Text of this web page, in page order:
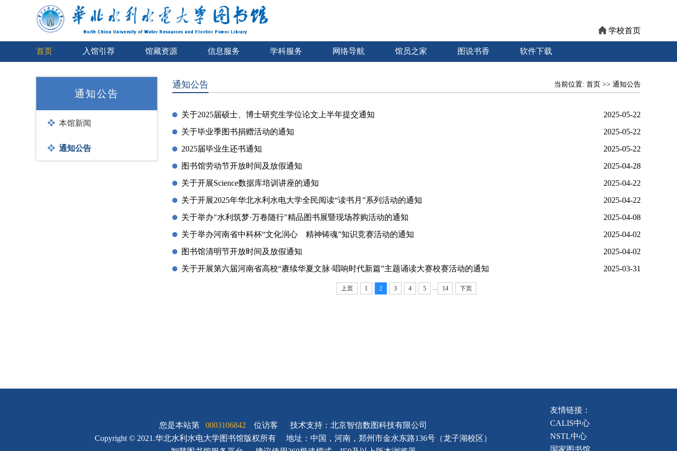
学校首页
首页 入馆引荐 馆藏资源 信息服务 学科服务 网络导航 馆员之家 图说书香 软件下载
通知公告
本馆新闻
通知公告
通知公告 当前位置: 首页 >> 通知公告
关于2025届硕士、博士研究生学位论文上半年提交通知
2025-05-22
关于毕业季图书捐赠活动的通知
2025-05-22
2025届毕业生还书通知
2025-05-22
图书馆劳动节开放时间及放假通知
2025-04-28
关于开展Science数据库培训讲座的通知
2025-04-22
关于开展2025年华北水利水电大学全民阅读“读书月”系列活动的通知
2025-04-22
关于举办"水利筑梦·万卷随行"精品图书展暨现场荐购活动的通知
2025-04-08
关于举办河南省中科杯“文化润心 精神铸魂”知识竞赛活动的通知
2025-04-02
图书馆清明节开放时间及放假通知
2025-04-02
关于开展第六届河南省高校“赓续华夏文脉·唱响时代新篇”主题诵读大赛校赛活动的通知
2025-03-31
上页 1 2 3 4 5 14 下页
您是本站第 0003106842 位访客
技术支持：北京智信数图科技有限公司
Copyright © 2021.华北水利水电大学图书馆版权所有
地址：中国，河南，郑州市金水东路136号（龙子湖校区）
友情链接：
CALIS中心
NSTL中心
国家图书馆